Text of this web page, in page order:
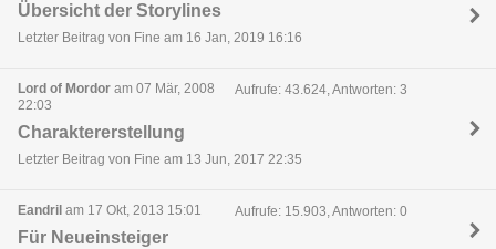
Übersicht der Storylines
Letzter Beitrag von Fine am 16 Jan, 2019 16:16
Lord of Mordor am 07 Mär, 2008
22:03
Aufrufe: 43.624, Antworten: 3
Charaktererstellung
Letzter Beitrag von Fine am 13 Jun, 2017 22:35
Eandril am 17 Okt, 2013 15:01 Aufrufe: 15.903, Antworten: 0
Für Neueinsteiger